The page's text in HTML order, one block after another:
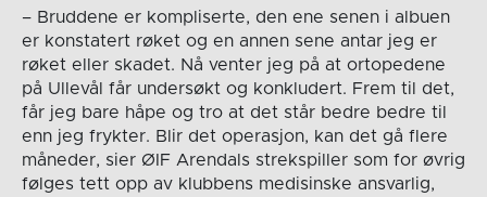
– Bruddene er kompliserte, den ene senen i albuen
er konstatert røket og en annen sene antar jeg er
røket eller skadet. Nå venter jeg på at ortopedene
på Ullevål får undersøkt og konkludert. Frem til det,
får jeg bare håpe og tro at det står bedre bedre til
enn jeg frykter. Blir det operasjon, kan det gå flere
måneder, sier ØIF Arendals strekspiller som for øvrig
følges tett opp av klubbens medisinske ansvarlig,